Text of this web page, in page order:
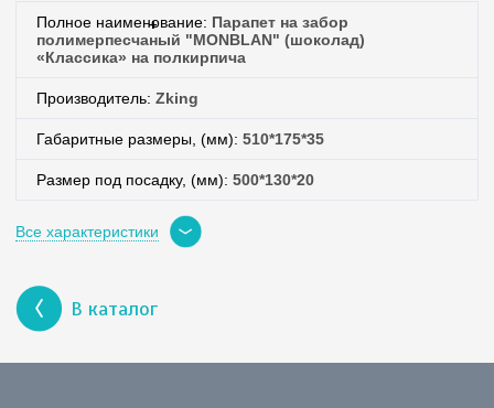
215-
90-
+
Полное наименование: Парапет на забор
полимерпесчаный "MONBLAN" (шоколад)
«Классика» на полкирпича
Производитель: Zking
Габаритные размеры, (мм): 510*175*35
Размер под посадку, (мм): 500*130*20
Форма:«Классика»
Все характеристики
В каталог